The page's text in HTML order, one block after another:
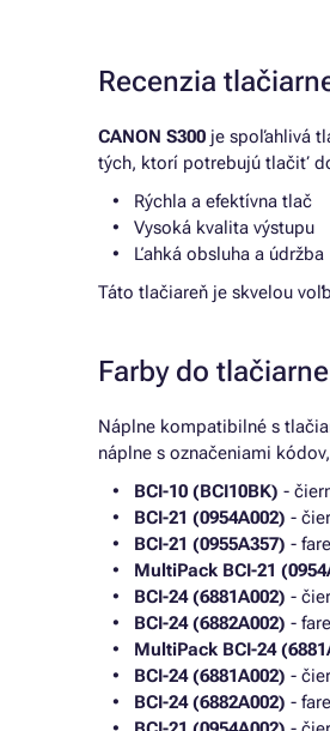
Recenzia
CANON S300 je spoľahlivá
tých, ktorí potrebujú tlačiť
Rýchla a efektívna tlač
Vysoká kvalita výstupu
Ľahká obsluha a údržba
Táto tlačiareň je skvelou
Farby do tlačiarne
Náplne kompatibilné s
náplne s označeniami
BCI-10 (BCI10BK) -
BCI-21 (0954A002) -
BCI-21 (0955A357) -
MultiPack BCI-21
BCI-24 (6881A002) -
BCI-24 (6882A002) -
MultiPack BCI-24
BCI-24 (6881A002) -
BCI-24 (6882A002) -